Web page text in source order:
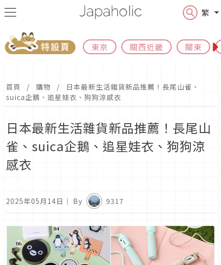
繁
東京 關西近畿 關東
首頁 購物
日本最新生活雜貨新品推薦！長尾山雀、
suica企鵝、追星娃衣、狗狗涼感衣
日本最新生活雜貨新品推薦！長尾山
雀、suica企鵝、追星娃衣、狗狗涼
感衣
2025年05月14日 ｜ By 9317